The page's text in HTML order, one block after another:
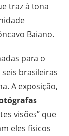
traz à tona
Baiano.
para o
brasileiras
A exposição,
visões” que
eles físicos